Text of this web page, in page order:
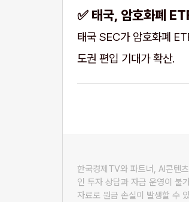
✅ 태국, 암호화폐
태국 SEC가 암호화폐
도권 편입 기대가 확산.
한국경제TV와 파트너, AI콘텐
인 투자 상담과 자금 운영이 불
자료로 원금 손실이 발생할 수